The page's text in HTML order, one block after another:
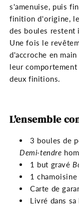
s'amenuise, puis
finition d'origine,
des boules restent
Une fois le
d'accroche en
leur comportement
deux finitions.
L'ensemble
3 boules de
Demi-tendre
1 but gravé
1 chamoisine
Carte de
Livré dans